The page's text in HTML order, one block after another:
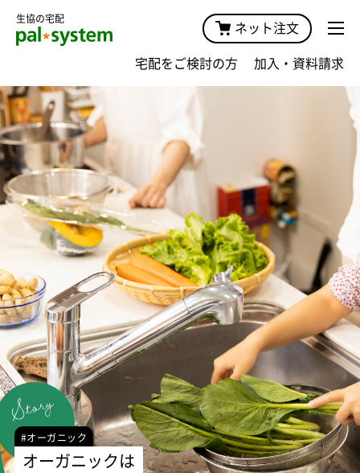
生協の宅配
ネット注文
宅配をご検討の方 加入・資料請求
#オーガニック
オーガニックは